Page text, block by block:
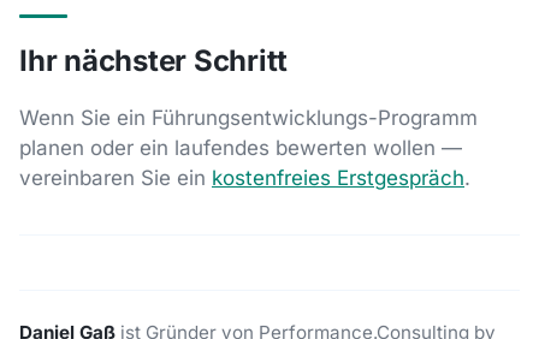
Ihr nächster Schritt
Wenn Sie ein Führungsentwicklungs-Programm
planen oder ein laufendes bewerten wollen —
vereinbaren Sie ein kostenfreies Erstgespräch.
Daniel Gaß ist Gründer von Performance.Consulting by